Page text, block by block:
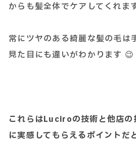
からも髪全体でケアしてくれま
常にツヤのある綺麗な髪の毛は
見た目にも違いがわかります 😉
これらはLuciroの技術と他店の
に実感してもらえるポイントだ